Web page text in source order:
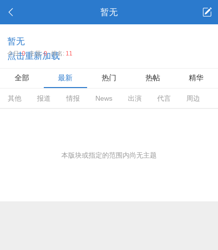
暂无
暂无
点击重新加载
今日:0 主题:0 排名: 11
全部 最新 热门 热帖 精华
其他 报道 情报 News 出演 代言 周边
本版块或指定的范围内尚无主题